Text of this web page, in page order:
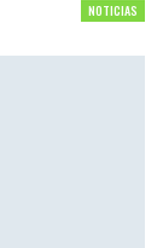
NOTICIAS